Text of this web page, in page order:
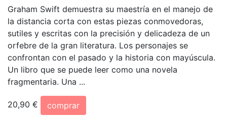
Graham Swift demuestra su maestría en el manejo de
la distancia corta con estas piezas conmovedoras,
sutiles y escritas con la precisión y delicadeza de un
orfebre de la gran literatura. Los personajes se
confrontan con el pasado y la historia con mayúscula.
Un libro que se puede leer como una novela
fragmentaria. Una ...
20,90 €
comprar